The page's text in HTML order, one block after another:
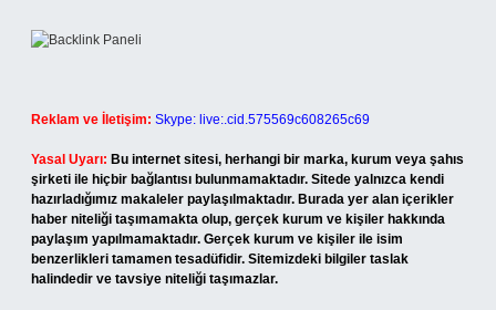
Reklam ve İletişim: Skype: live:.cid.575569c608265c69
Yasal Uyarı: Bu internet sitesi, herhangi bir marka, kurum veya şahıs
şirketi ile hiçbir bağlantısı bulunmamaktadır. Sitede yalnızca kendi
hazırladığımız makaleler paylaşılmaktadır. Burada yer alan içerikler
haber niteliği taşımamakta olup, gerçek kurum ve kişiler hakkında
paylaşım yapılmamaktadır. Gerçek kurum ve kişiler ile isim
benzerlikleri tamamen tesadüfidir. Sitemizdeki bilgiler taslak
halindedir ve tavsiye niteliği taşımazlar.